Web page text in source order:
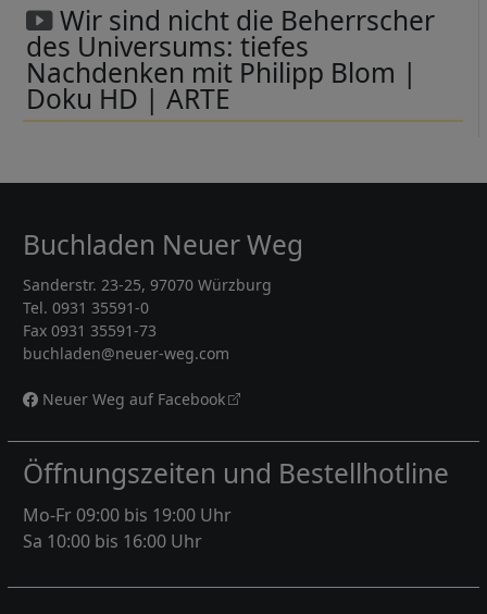
Wir sind nicht die Beherrscher
des Universums: tiefes
Nachdenken mit Philipp Blom |
Doku HD | ARTE
Buchladen Neuer Weg
Sanderstr. 23-25, 97070 Würzburg
Tel. 0931 35591-0
Fax 0931 35591-73
buchladen@neuer-weg.com
Neuer Weg auf Facebook
Öffnungszeiten und Bestellhotline
Mo-Fr 09:00 bis 19:00 Uhr
Sa 10:00 bis 16:00 Uhr